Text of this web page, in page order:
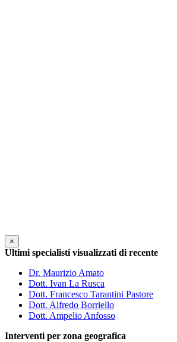
×
Ultimi specialisti visualizzati di recente
Dr. Maurizio Amato
Dott. Ivan La Rusca
Dott. Francesco Tarantini Pastore
Dott. Alfredo Borriello
Dott. Ampelio Anfosso
Interventi per zona geografica